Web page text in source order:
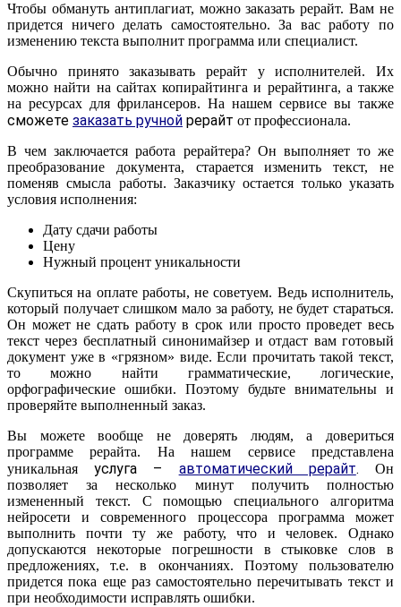
Чтобы обмануть антиплагиат, можно заказать рерайт. Вам не
придется ничего делать самостоятельно. За вас работу по
изменению текста выполнит программа или специалист.
Обычно принято заказывать рерайт у исполнителей. Их
можно найти на сайтах копирайтинга и рерайтинга, а также
на ресурсах для фрилансеров. На нашем сервисе вы также
сможете заказать ручной рерайт от профессионала.
В чем заключается работа рерайтера? Он выполняет то же
преобразование документа, старается изменить текст, не
поменяв смысла работы. Заказчику остается только указать
условия исполнения:
Дату сдачи работы
Цену
Нужный процент уникальности
Скупиться на оплате работы, не советуем. Ведь исполнитель,
который получает слишком мало за работу, не будет стараться.
Он может не сдать работу в срок или просто проведет весь
текст через бесплатный синонимайзер и отдаст вам готовый
документ уже в «грязном» виде. Если прочитать такой текст,
то можно найти грамматические, логические,
орфографические ошибки. Поэтому будьте внимательны и
проверяйте выполненный заказ.
Вы можете вообще не доверять людям, а довериться
программе рерайта. На нашем сервисе представлена
уникальнаяуслуга – автоматический рерайт. Он
позволяет за несколько минут получить полностью
измененный текст. С помощью специального алгоритма
нейросети и современного процессора программа может
выполнить почти ту же работу, что и человек. Однако
допускаются некоторые погрешности в стыковке слов в
предложениях, т.е. в окончаниях. Поэтому пользователю
придется пока еще раз самостоятельно перечитывать текст и
при необходимости исправлять ошибки.